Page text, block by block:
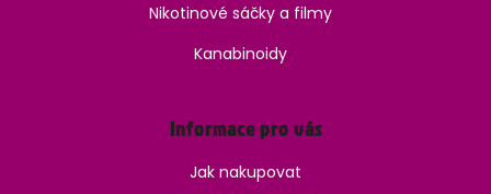
Nikotinové sáčky a filmy
Kanabinoidy
Informace pro vás
Jak nakupovat